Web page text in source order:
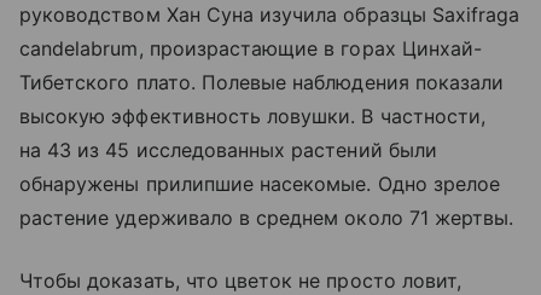
руководством Хан Суна изучила образцы Saxifraga
candelabrum, произрастающие в горах Цинхай-
Тибетского плато. Полевые наблюдения показали
высокую эффективность ловушки. В частности,
на 43 из 45 исследованных растений были
обнаружены прилипшие насекомые. Одно зрелое
растение удерживало в среднем около 71 жертвы.
Чтобы доказать, что цветок не просто ловит,